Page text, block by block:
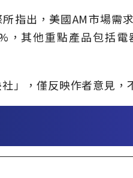
指出，美國AM市場需
，其他重點產品包括
」，僅反映作者意見，